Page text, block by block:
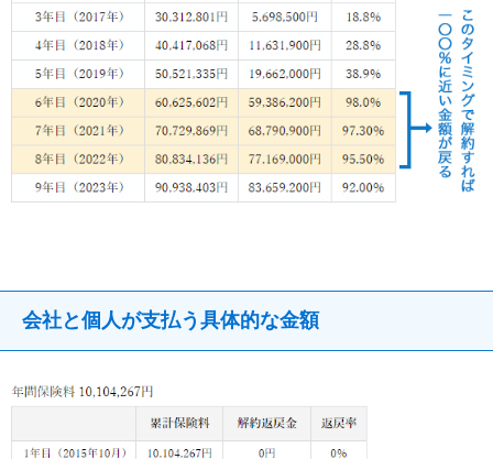
会社と個人が支払う具体的な金額